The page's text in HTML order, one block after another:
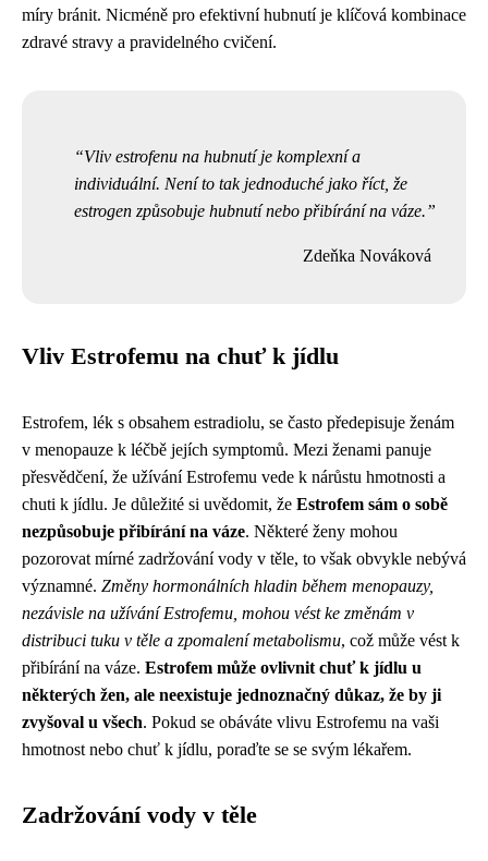
míry bránit. Nicméně pro efektivní hubnutí je klíčová kombinace
zdravé stravy a pravidelného cvičení.
Vliv estrofenu na hubnutí je komplexní a
individuální. Není to tak jednoduché jako říct, že
estrogen způsobuje hubnutí nebo přibírání na váze.
Zdeňka Nováková
Vliv Estrofemu na chuť k jídlu
Estrofem, lék s obsahem estradiolu, se často předepisuje ženám
v menopauze k léčbě jejích symptomů. Mezi ženami panuje
přesvědčení, že užívání Estrofemu vede k nárůstu hmotnosti a
chuti k jídlu. Je důležité si uvědomit, že Estrofem sám o sobě
nezpůsobuje přibírání na váze. Některé ženy mohou
pozorovat mírné zadržování vody v těle, to však obvykle nebývá
významné. Změny hormonálních hladin během menopauzy,
nezávisle na užívání Estrofemu, mohou vést ke změnám v
distribuci tuku v těle a zpomalení metabolismu, což může vést k
přibírání na váze. Estrofem může ovlivnit chuť k jídlu u
některých žen, ale neexistuje jednoznačný důkaz, že by ji
zvyšoval u všech. Pokud se obáváte vlivu Estrofemu na vaši
hmotnost nebo chuť k jídlu, poraďte se se svým lékařem.
Zadržování vody v těle